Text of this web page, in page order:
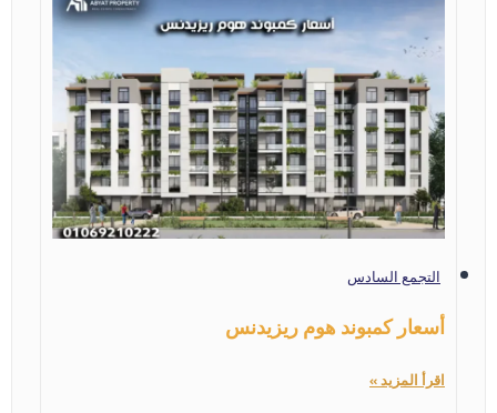
التجمع السادس
أسعار كمبوند هوم ريزيدنس
اقرأ المزيد »